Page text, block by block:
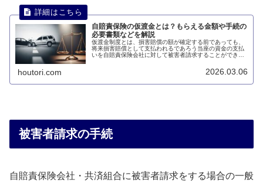
自賠責保険の仮渡金とは？もらえる金額や手続の
必要書類などを解説
仮渡金制度とは、損害賠償の額が確定する前であっても、
将来損害賠償として支払われるであろう当座の資金の支払
いを自賠責保険会社に対して被害者請求することができる
houtori.com 2026.03.06
被害者請求の手続
自賠責保険会社・共済組合に被害者請求をする場合の一般